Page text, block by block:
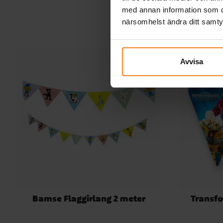
med annan information som
närsomhelst ändra ditt
Avvisa
Bamse Flaggirlang 2 meter